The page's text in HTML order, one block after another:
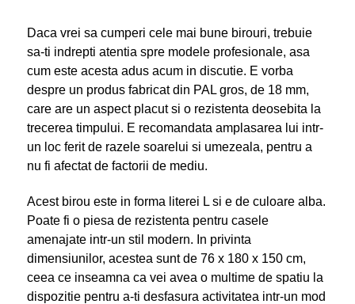
Daca vrei sa cumperi cele mai bune birouri, trebuie
sa-ti indrepti atentia spre modele profesionale, asa
cum este acesta adus acum in discutie. E vorba
despre un produs fabricat din PAL gros, de 18 mm,
care are un aspect placut si o rezistenta deosebita la
trecerea timpului. E recomandata amplasarea lui intr-
un loc ferit de razele soarelui si umezeala, pentru a
nu fi afectat de factorii de mediu.
Acest birou este in forma literei L si e de culoare alba.
Poate fi o piesa de rezistenta pentru casele
amenajate intr-un stil modern. In privinta
dimensiunilor, acestea sunt de 76 x 180 x 150 cm,
ceea ce inseamna ca vei avea o multime de spatiu la
dispozitie pentru a-ti desfasura activitatea intr-un mod